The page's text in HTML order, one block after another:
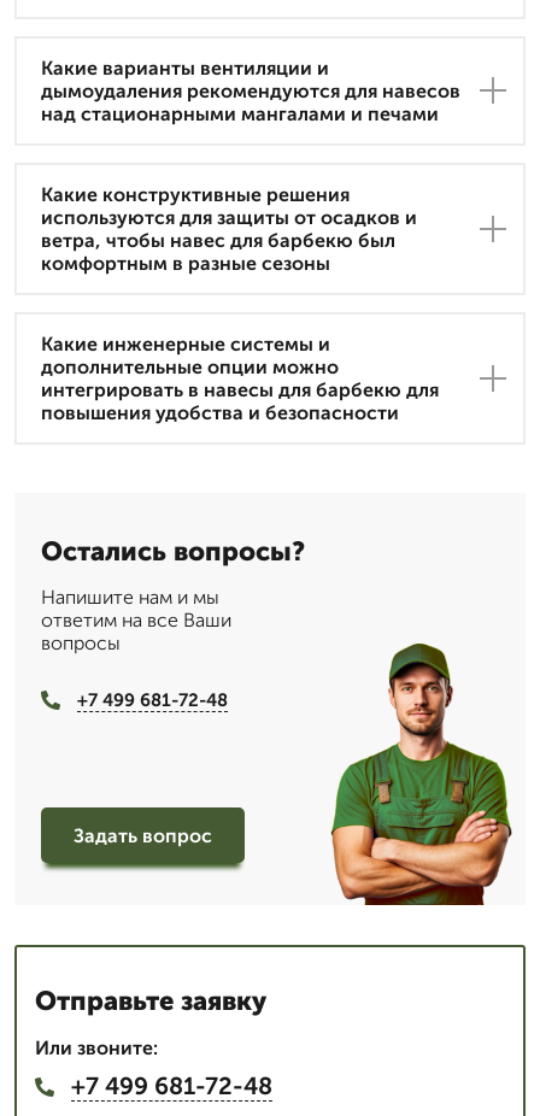
Какие варианты вентиляции и
дымоудаления рекомендуются для навесов
над стационарными мангалами и печами
Какие конструктивные решения
используются для защиты от осадков и
ветра, чтобы навес для барбекю был
комфортным в разные сезоны
Какие инженерные системы и
дополнительные опции можно
интегрировать в навесы для барбекю для
повышения удобства и безопасности
Остались вопросы?
Напишите нам и мы
ответим на все Ваши
вопросы
+7 499 681-72-48
Задать вопрос
Отправьте заявку
Или звоните:
+7 499 681-72-48